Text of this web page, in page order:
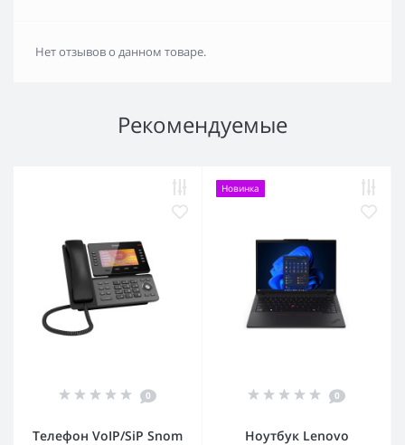
Нет отзывов о данном товаре.
Рекомендуемые
0
Телефон VoIP/SiP Snom
Новинка
0
Ноутбук Lenovo